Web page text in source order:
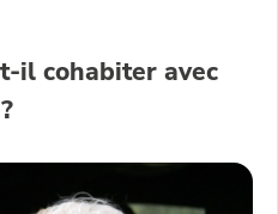
il cohabiter avec